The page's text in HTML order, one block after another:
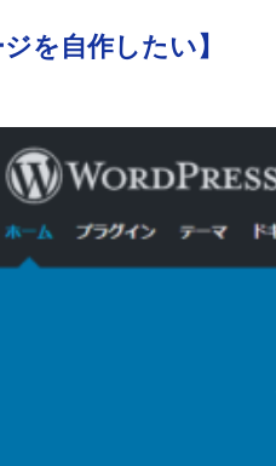
を自作したい】